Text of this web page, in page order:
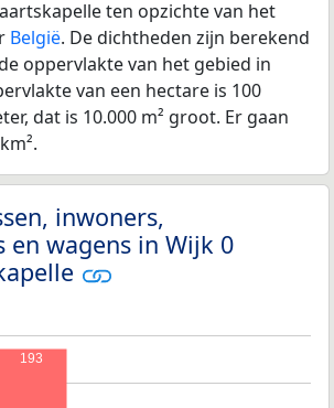
ten opzichte van het
België. De dichtheden zijn berekend
oppervlakte van het gebied in
van een hectare is 100
dat is 10.000 m² groot. Er gaan
inwoners,
en wagens in Wijk 0
193